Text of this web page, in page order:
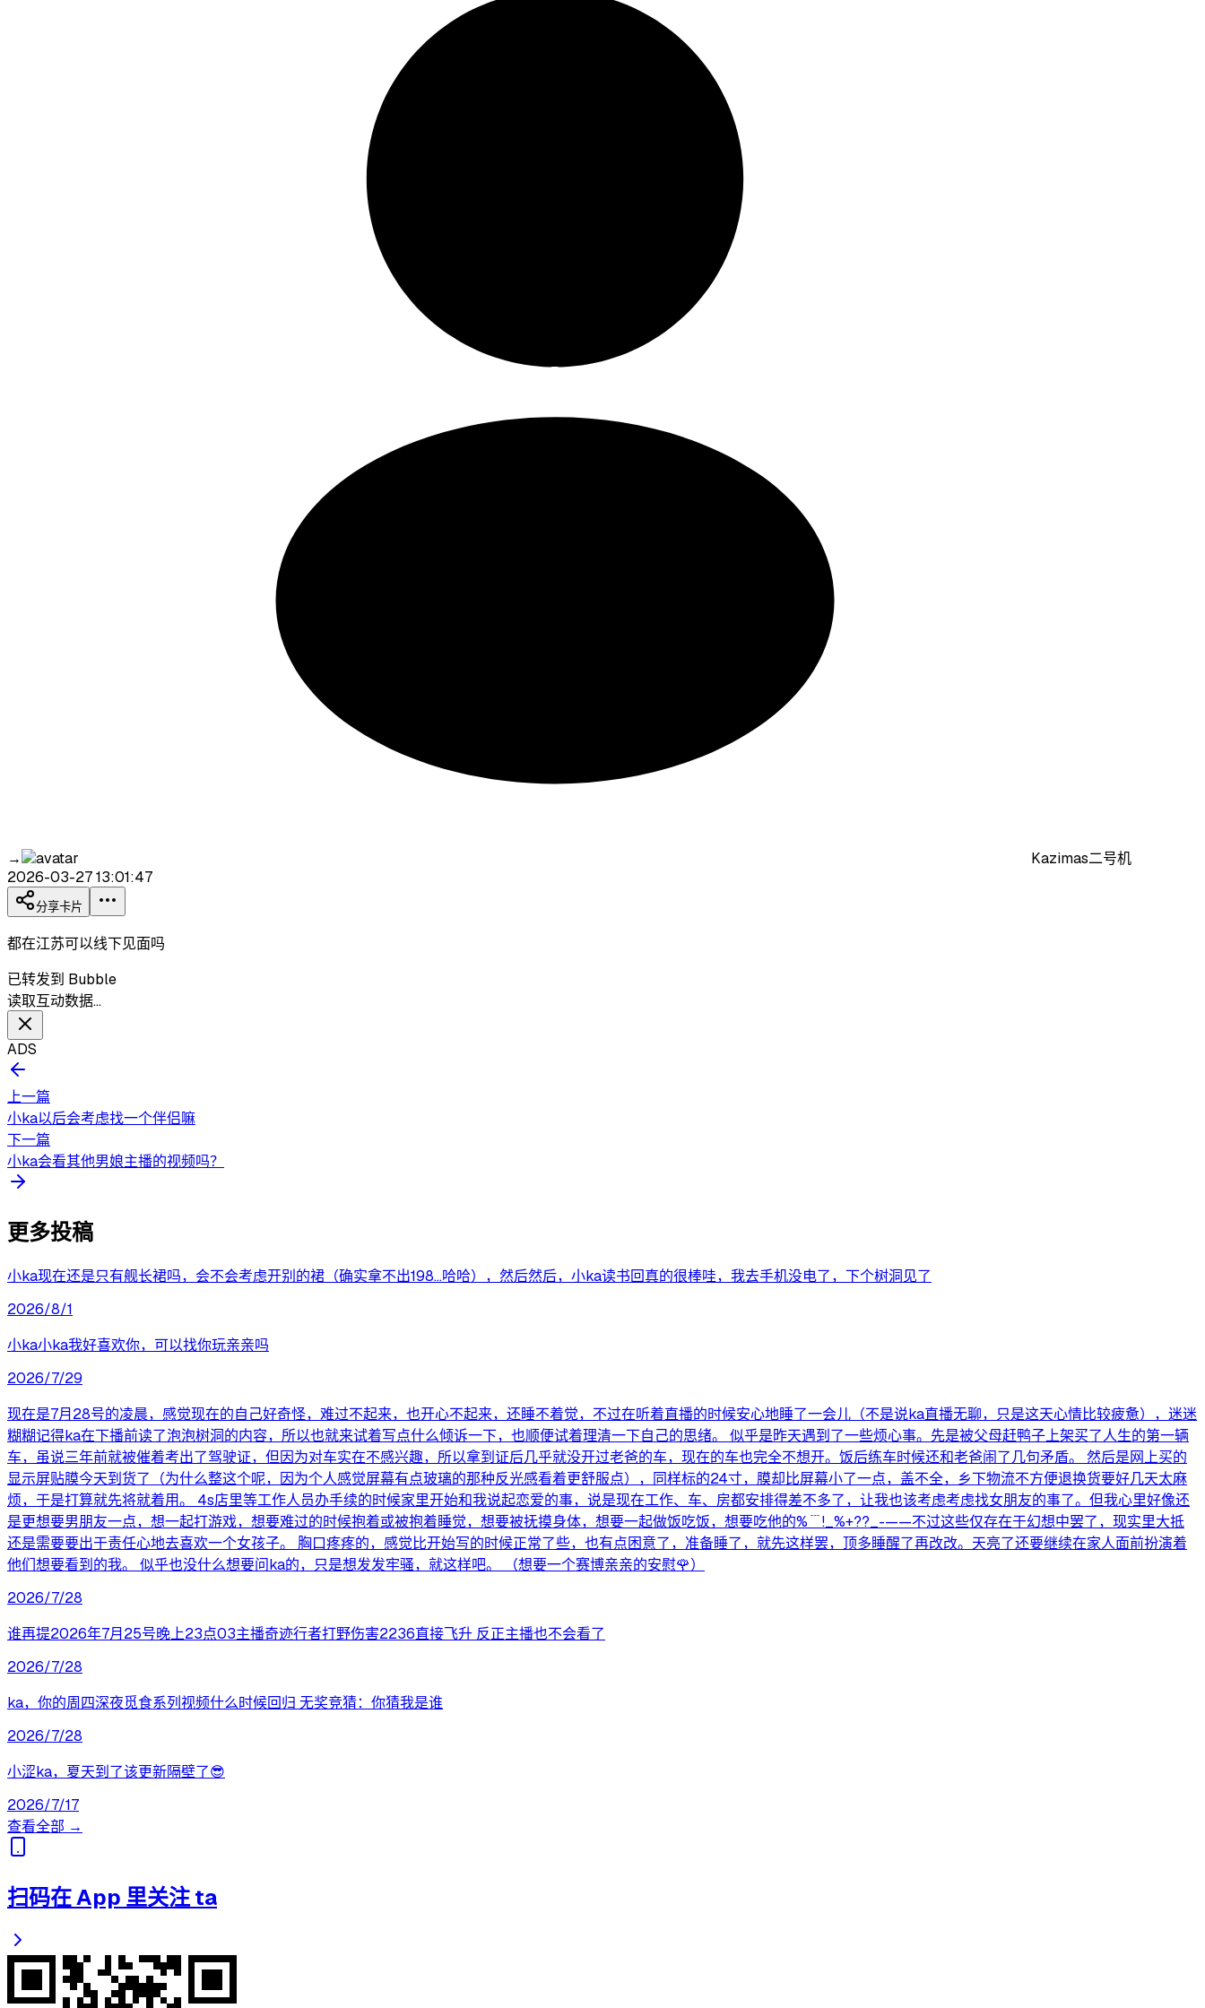
→
Kazimas二号机
2026-03-27 13:01:47
分享卡片
都在江苏可以线下见面吗
已转发到 Bubble
读取互动数据…
ADS
上一篇
小ka以后会考虑找一个伴侣嘛
下一篇
小ka会看其他男娘主播的视频吗？
更多投稿
小ka现在还是只有舰长裙吗，会不会考虑开别的裙（确实拿不出198…哈哈），然后然后，小ka读书回真的很棒哇，我去手机没电了，下个树洞见了
2026/8/1
小ka小ka我好喜欢你，可以找你玩亲亲吗
2026/7/29
现在是7月28号的凌晨，感觉现在的自己好奇怪，难过不起来，也开心不起来，还睡不着觉，不过在听着直播的时候安心地睡了一会儿（不是说ka直播无聊，只是这天心情比较疲惫），迷迷
糊糊记得ka在下播前读了泡泡树洞的内容，所以也就来试着写点什么倾诉一下，也顺便试着理清一下自己的思绪。 似乎是昨天遇到了一些烦心事。先是被父母赶鸭子上架买了人生的第一辆
车，虽说三年前就被催着考出了驾驶证，但因为对车实在不感兴趣，所以拿到证后几乎就没开过老爸的车，现在的车也完全不想开。饭后练车时候还和老爸闹了几句矛盾。 然后是网上买的
显示屏贴膜今天到货了（为什么整这个呢，因为个人感觉屏幕有点玻璃的那种反光感看着更舒服点），同样标的24寸，膜却比屏幕小了一点，盖不全，乡下物流不方便退换货要好几天太麻
烦，于是打算就先将就着用。 4s店里等工作人员办手续的时候家里开始和我说起恋爱的事，说是现在工作、车、房都安排得差不多了，让我也该考虑考虑找女朋友的事了。但我心里好像还
是更想要男朋友一点，想一起打游戏，想要难过的时候抱着或被抱着睡觉，想要被抚摸身体，想要一起做饭吃饭，想要吃他的%﹉!_%+??_-——不过这些仅存在于幻想中罢了，现实里大抵
还是需要要出于责任心地去喜欢一个女孩子。 胸口疼疼的，感觉比开始写的时候正常了些，也有点困意了，准备睡了，就先这样罢，顶多睡醒了再改改。天亮了还要继续在家人面前扮演着
他们想要看到的我。 似乎也没什么想要问ka的，只是想发发牢骚，就这样吧。 （想要一个赛博亲亲的安慰🌹）
2026/7/28
谁再提2026年7月25号晚上23点03主播奇迹行者打野伤害2236直接飞升 反正主播也不会看了
2026/7/28
ka，你的周四深夜觅食系列视频什么时候回归 无奖竞猜：你猜我是谁
2026/7/28
小涩ka，夏天到了该更新隔壁了😎
2026/7/17
查看全部 →
扫码在 App 里关注 ta